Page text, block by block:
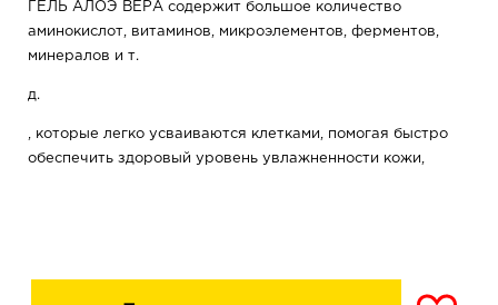
ГЕЛЬ АЛОЭ ВЕРА содержит большое количество
аминокислот, витаминов, микроэлементов, ферментов,
минералов и т.
д.
, которые легко усваиваются клетками, помогая быстро
обеспечить здоровый уровень увлажненности кожи,
и С, каротиноидов (провитамина А), благодаря чему